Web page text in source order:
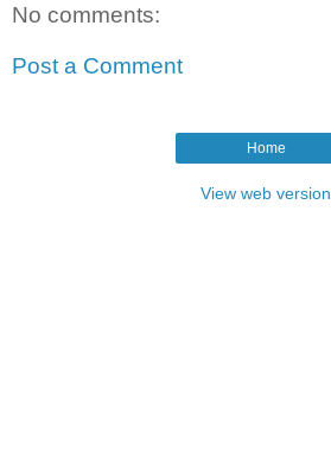
No comments:
Post a Comment
Home
View web version